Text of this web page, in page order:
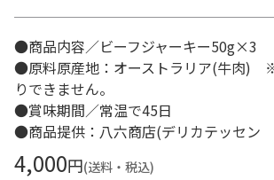
●商品内容／ビーフジャーキー50g×3
●原料原産地：オーストラリア(牛肉)
りできません。
●賞味期間／常温で45日
●商品提供：八六商店(デリカテッセン
4,000円(送料・税込)